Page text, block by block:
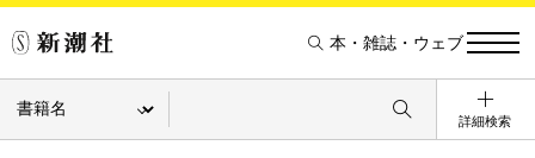
本・雑誌・ウェブ
詳細検索